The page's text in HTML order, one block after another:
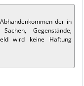
der in
Gegenstände,
wird keine Haftung